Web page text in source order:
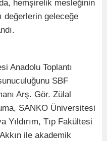
hemşirelik mesleğinin
değerlerin geleceğe
Anadolu Toplantı
SBF
Arş. Gör. Zülal
SANKO Üniversitesi
Yıldırım, Tıp Fakültesi
ile akademik